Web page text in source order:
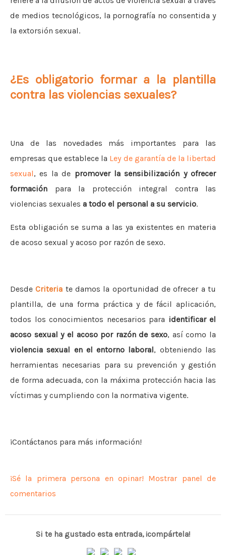
de medios tecnológicos, la pornografía no consentida y
la extorsión sexual.
¿Es obligatorio formar a la plantilla
contra las violencias sexuales?
Una de las novedades más importantes para las
empresas que establece la Ley de garantía de la libertad
sexual, es la de promover la sensibilización y ofrecer
formación para la protección integral contra las
violencias sexuales a todo el personal a su servicio.
Esta obligación se suma a las ya existentes en materia
de acoso sexual y acoso por razón de sexo.
DesdeCriteria te damos la oportunidad de ofrecer a tu
plantilla, de una forma práctica y de fácil aplicación,
todos los conocimientos necesarios para identificar el
acoso sexual y el acoso por razón de sexo, así como la
violencia sexual en el entorno laboral, obteniendo las
herramientas necesarias para su prevención y gestión
de forma adecuada, con la máxima protección hacia las
víctimas y cumpliendo con la normativa vigente.
¡Contáctanos para más información!
¡Sé la primera persona en opinar! Mostrar panel de
comentarios
Si te ha gustado esta entrada, ¡compártela!